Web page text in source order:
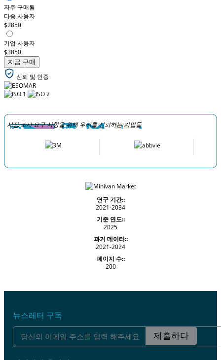
자주 구매됨
다중 사용자
$2850
기업 사용자
$3850
지금 구매
신뢰 및 인증
시장 조사 요구 사항을 위해 우리를 신뢰하는 기업들
연구 기간::
2021-2034
기준 연도::
2025
과거 데이터::
2021-2024
페이지 수::
200
뉴스레터 구독
제출하다